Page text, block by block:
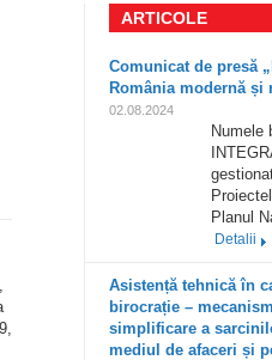
ARTICOLE
Comunicat de presă
România modernă și
02.08.2024
Numele
Planul
Detalii
Asistență tehnică în
birocrație –
simplificare a
mediul de afaceri și